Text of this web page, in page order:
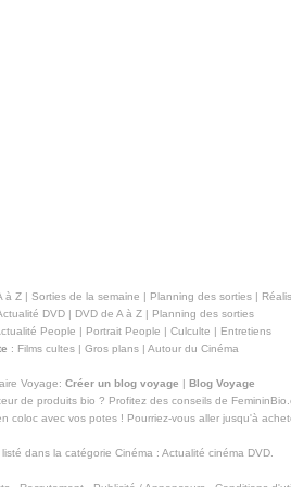
à Z| Sorties de la semaine | Planning des sorties|
DVD| DVD de A à Z| Planning des sorties
People | Portrait People | Culculte | Entretiens
: Films cultes | Gros plans | Autour du Cinéma
Voyage: Créer un blog voyage | Blog Voyage
de produits bio ? Profitez des conseils de
coloc avec vos potes ! Pourriez-vous aller jusqu'à
dans la catégorie Cinéma : Actualité cinéma DVD